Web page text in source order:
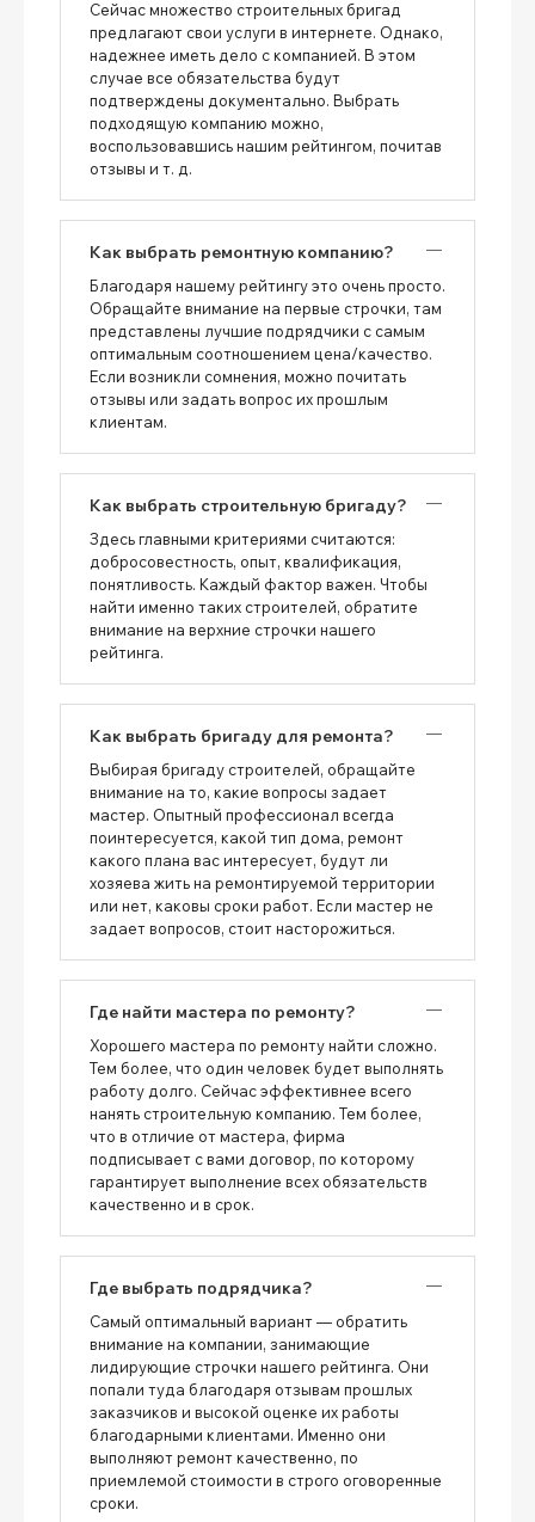
Сейчас множество строительных бригад
предлагают свои услуги в интернете. Однако,
надежнее иметь дело с компанией. В этом
случае все обязательства будут
подтверждены документально. Выбрать
подходящую компанию можно,
воспользовавшись нашим рейтингом, почитав
отзывы и т. д.
Как выбрать ремонтную компанию?
Благодаря нашему рейтингу это очень просто.
Обращайте внимание на первые строчки, там
представлены лучшие подрядчики с самым
оптимальным соотношением цена/качество.
Если возникли сомнения, можно почитать
отзывы или задать вопрос их прошлым
клиентам.
Как выбрать строительную бригаду?
Здесь главными критериями считаются:
добросовестность, опыт, квалификация,
понятливость. Каждый фактор важен. Чтобы
найти именно таких строителей, обратите
внимание на верхние строчки нашего
рейтинга.
Как выбрать бригаду для ремонта?
Выбирая бригаду строителей, обращайте
внимание на то, какие вопросы задает
мастер. Опытный профессионал всегда
поинтересуется, какой тип дома, ремонт
какого плана вас интересует, будут ли
хозяева жить на ремонтируемой территории
или нет, каковы сроки работ. Если мастер не
задает вопросов, стоит насторожиться.
Где найти мастера по ремонту?
Хорошего мастера по ремонту найти сложно.
Тем более, что один человек будет выполнять
работу долго. Сейчас эффективнее всего
нанять строительную компанию. Тем более,
что в отличие от мастера, фирма
подписывает с вами договор, по которому
гарантирует выполнение всех обязательств
качественно и в срок.
Где выбрать подрядчика?
Самый оптимальный вариант — обратить
внимание на компании, занимающие
лидирующие строчки нашего рейтинга. Они
попали туда благодаря отзывам прошлых
заказчиков и высокой оценке их работы
благодарными клиентами. Именно они
выполняют ремонт качественно, по
приемлемой стоимости в строго оговоренные
сроки.